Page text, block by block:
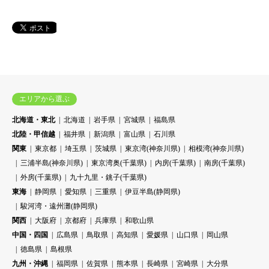
エリアから選ぶ
北海道・東北 北海道 岩手県 宮城県
福島県
北陸・甲信越
福井県 新潟県 富山県
石川県
関東
東京都 埼玉県 茨城県 東京湾(神奈川県)
相模湾(神奈川県)
三浦半島(神奈川県)
東京湾奥(千葉県) 内房(千葉県)
南房(千葉県)
外房(千葉県)
九十九里・銚子(千葉県)
東海
静岡県 愛知県 三重県
伊豆半島(静岡県)
駿河湾・遠州灘(静岡県)
関西
大阪府 京都府 兵庫県
和歌山県
中国・四国
広島県 鳥取県 高知県 愛媛県 山口県
岡山県
徳島県
島根県
九州・沖縄
福岡県 佐賀県 熊本県 長崎県 宮崎県
大分県